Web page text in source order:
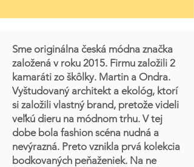
Sme originálna česká módna značka
založená v roku 2015. Firmu založili 2
kamaráti zo škôlky. Martin a Ondra.
Vyštudovaný architekt a ekológ, ktorí
si založili vlastný brand, pretože videli
veľkú dieru na módnom trhu. V tej
dobe bola fashion scéna nudná a
nevýrazná. Preto vznikla prvá kolekcia
bodkovaných peňaženiek. Na ne